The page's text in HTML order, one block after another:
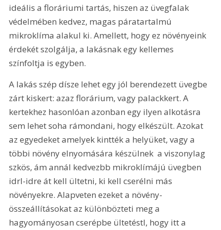
ideális a floráriumi tartás, hiszen az üvegfalak
védelmében kedvez, magas páratartalmú
mikroklíma alakul ki. Amellett, hogy ez növényeink
érdekét szolgálja, a lakásnak egy kellemes
színfoltja is egyben.
A lakás szép dísze lehet egy jól berendezett üvegbe
zárt kiskert: azaz florárium, vagy palackkert. A
kertekhez hasonlóan azonban egy ilyen alkotásra
sem lehet soha rámondani, hogy elkészült. Azokat
az egyedeket amelyek kintték a helyüket, vagy a
többi növény elnyomására készülnek  a viszonylag
szkös, ám annál kedvezbb mikroklímájú üvegben 
idrl-idre át kell ültetni, ki kell cserélni más
növényekre. Alapveten ezeket a növény-
összeállításokat az különbözteti meg a
hagyományosan cserépbe ültetéstl, hogy itt a